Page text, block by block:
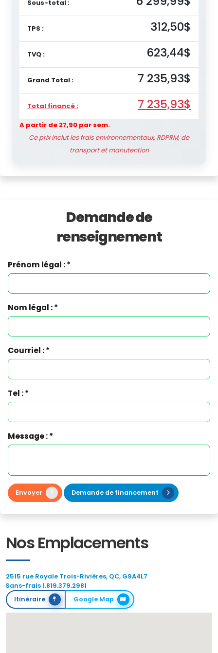
Sous-total :
TPS : 312,50$
TVQ : 623,44$
Grand Total : 7 235,93$
Total financé : 7 235,93$
A partir de 27,90 par sem.
Ce prix inclut les frais environnementaux, RDPRM, de
transport et manutention
Demande de
renseignement
Prénom légal : *
Nom légal : *
Courriel : *
Tel : *
Message : *
Envoyer Demande de financement
Nos Emplacements
2515 rue Royale Trois-Rivières, QC, G9A4L7
Sans-frais 1.819.379.2981
Itinéraire
Google Map